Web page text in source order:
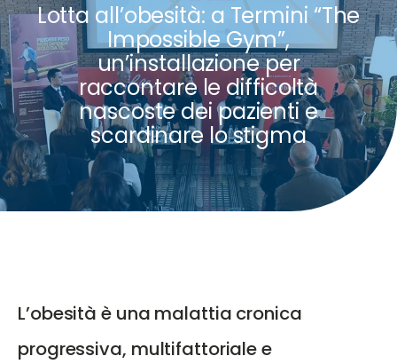
Lotta all’obesità: a Termini “The
Impossible Gym”,
un’installazione per
raccontare le difficoltà
nascoste dei pazienti e
scardinare lo stigma
L’obesità è una malattia cronica
progressiva, multifattoriale e